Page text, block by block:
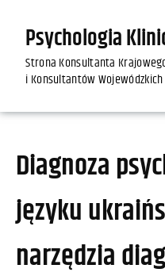
Psychologia
Strona Konsultanta
i Konsultantów Wojewódzkich
Diagnoza
języku
narzędzia